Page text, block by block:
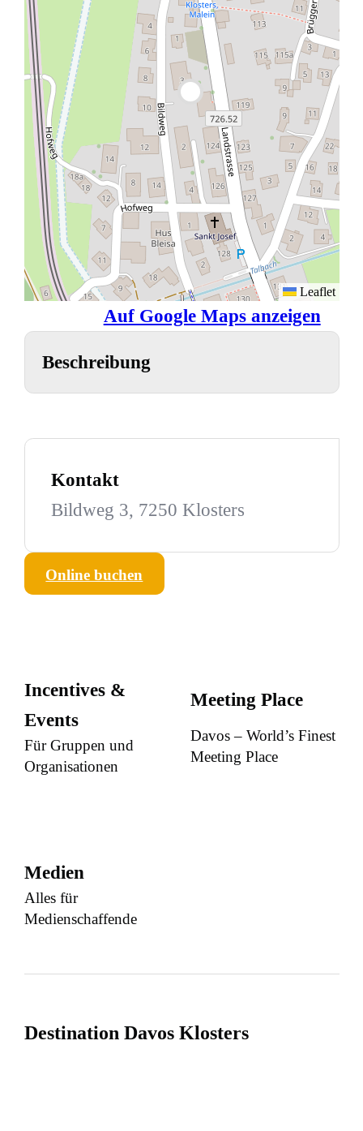
Leaflet
Auf Google Maps anzeigen
Beschreibung
Kontakt
Bildweg 3, 7250 Klosters
Online buchen
Incentives &
Events
Für Gruppen und
Organisationen
Meeting Place
Davos – World’s Finest
Meeting Place
Medien
Alles für
Medienschaffende
Destination Davos Klosters